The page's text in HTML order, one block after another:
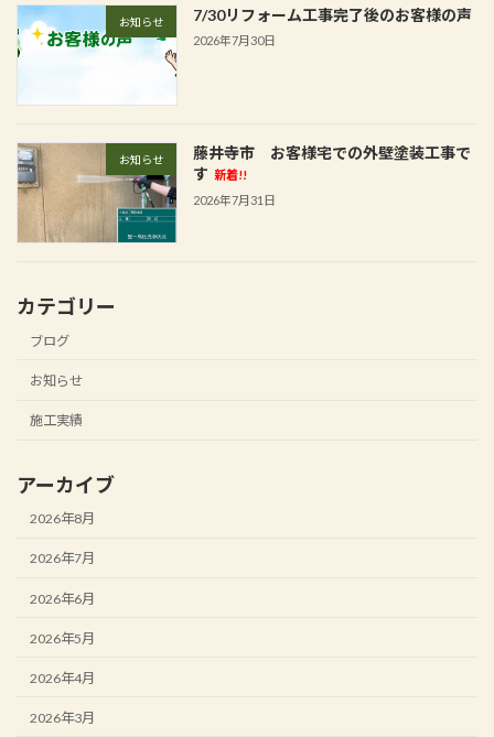
お知らせ 7/30リフォーム工事完了後のお客様の声
2026年7月30日
お知らせ
藤井寺市 お客様宅での外壁塗装工事で
す 新着!!
2026年7月31日
カテゴリー
ブログ
お知らせ
施工実績
アーカイブ
2026年8月
2026年7月
2026年6月
2026年5月
2026年4月
2026年3月